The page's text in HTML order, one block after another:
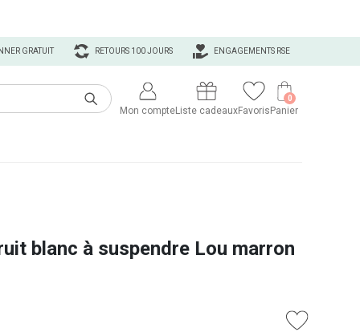
ENGAGEMENTS RSE
RETOURS 100 JOURS
GRATUIT
Mon compteListe cadeauxFavoris Panier
0
blanc à suspendre Lou marron